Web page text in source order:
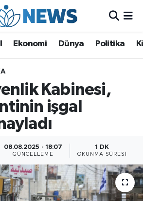
Ekonomi Dünya Politika
Kabinesi,
işgal
08.08.2025 - 18:07
GÜNCELLEME
1 DK
OKUNMA SÜRESI